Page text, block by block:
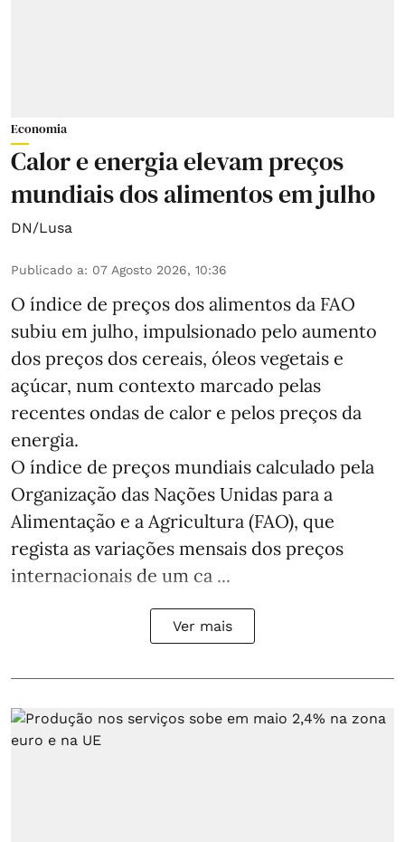
Economia
Calor e energia elevam preços
mundiais dos alimentos em julho
DN/Lusa
Publicado a: 07 Agosto 2026, 10:36
O índice de preços dos alimentos da FAO
subiu em julho, impulsionado pelo aumento
dos preços dos cereais, óleos vegetais e
açúcar, num contexto marcado pelas
recentes ondas de calor e pelos preços da
energia.
O índice de preços mundiais calculado pela
Organização das Nações Unidas para a
Alimentação e a Agricultura (FAO), que
regista as variações mensais dos preços
internacionais de um ca ...
Ver mais